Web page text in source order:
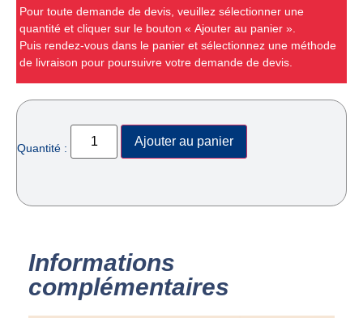
Pour toute demande de devis, veuillez sélectionner une
quantité et cliquer sur le bouton « Ajouter au panier ».
Puis rendez-vous dans le panier et sélectionnez une méthode
de livraison pour poursuivre votre demande de devis.
Quantité : Ajouter au panier
Informations
complémentaires